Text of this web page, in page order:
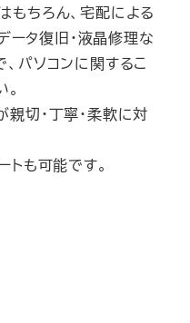
ちろん、宅配による
ータ復旧・液晶修理な
パソコンに関するこ
切・丁寧・柔軟に対
も可能です。